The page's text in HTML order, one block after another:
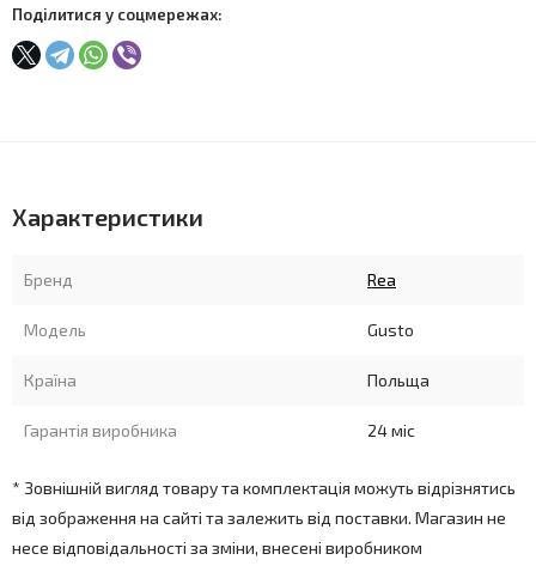
Поділитися у соцмережах:
Характеристики
Бренд Rea
Модель Gusto
Країна Польща
Гарантія виробника 24 міс
* Зовнішній вигляд товару та комплектація можуть відрізнятись
від зображення на сайті та залежить від поставки. Магазин не
несе відповідальності за зміни, внесені виробником